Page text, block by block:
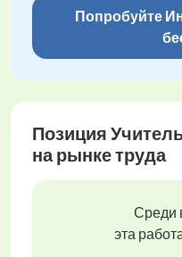
Попробуйте
Позиция
на рынке труда
Среди
эта